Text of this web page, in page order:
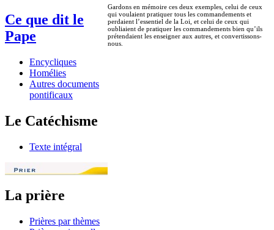
Ce que dit le
Pape
Encycliques
Homélies
Autres documents
pontificaux
Le Catéchisme
Texte intégral
La prière
Prières par thèmes
Gardons en mémoire ces deux exemples, celui de ceux
qui voulaient pratiquer tous les commandements et
perdaient l’essentiel de la Loi, et celui de ceux qui
oubliaient de pratiquer les commandements bien qu’ils
prétendaient les enseigner aux autres, et convertissons-
nous.